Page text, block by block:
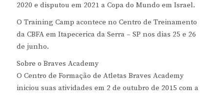
2020 e disputou em 2021 a Copa do Mundo em Israel.
O Training Camp acontece no Centro de Treinamento
da CBFA em Itapecerica da Serra – SP nos dias 25 e 26
de junho.
Sobre o Braves Academy
O Centro de Formação de Atletas Braves Academy
iniciou suas atividades em 2 de outubro de 2015 com a